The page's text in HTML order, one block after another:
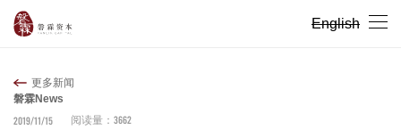
English
更多新闻
磐霖News
2019/11/15
阅读量： 3662